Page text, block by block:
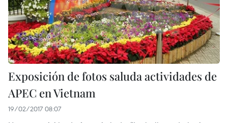
Exposición de fotos saluda actividades de
APEC en Vietnam
19/02/2017 08:07